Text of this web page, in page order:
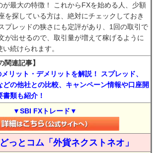
が最大の特徴！ これからFXを始める人、少額
を探している方は、絶対にチェックしておき
プレッドの狭さにも定評があり、1回の取引で
が出せるので、取引量が増えて稼げるように
続けられます。
関連記事】
リット・デメリットを解説！ スプレッド、
どの他社との比較、キャンペーン情報や口座開
類も紹介！
▼SBI FXトレード▼
っとコム「外貨ネクストネオ」